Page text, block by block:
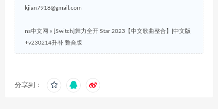
kjian7918@gmail.com
ns中文网 » [Switch]舞力全开 Star 2023【中文歌曲整合】|中文版
+v230214升补|整合版
分享到：